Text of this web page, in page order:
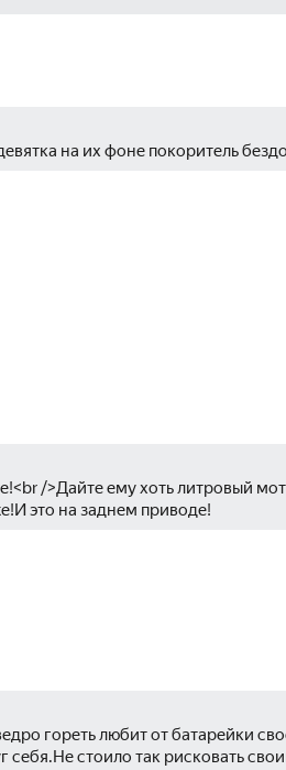
на их фоне покоритель
/>Дайте ему хоть литровый
это на заднем приводе!
гореть любит от батарейки
себя.Не стоило так рисковать